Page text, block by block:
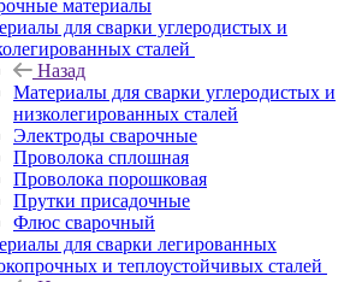
материалы
для сварки углеродистых и
сталей
Назад
Материалы для сварки углеродистых и
низколегированных сталей
Электроды сварочные
Проволока сплошная
Проволока порошковая
Прутки присадочные
Флюс сварочный
для сварки легированных
и теплоустойчивых сталей